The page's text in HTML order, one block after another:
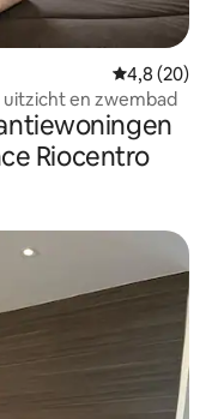
Gemiddelde
4,8 (20)
en zwembad
Riocentro